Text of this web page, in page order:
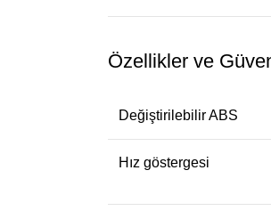
Özellikler ve
Değiştirilebilir ABS
Hız göstergesi